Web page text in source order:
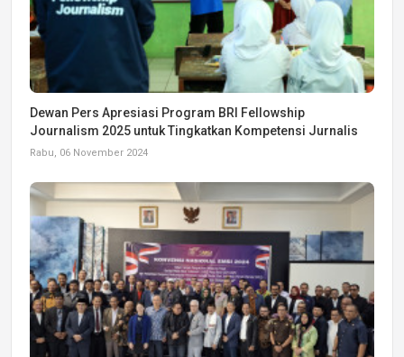
Dewan Pers Apresiasi Program BRI Fellowship
Journalism 2025 untuk Tingkatkan Kompetensi Jurnalis
Rabu, 06 November 2024